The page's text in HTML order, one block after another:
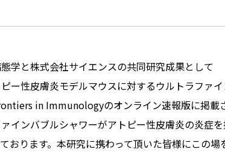
学と株式会社サイエンスの共同研究成果として
ー性皮膚炎モデルマウスに対するウルトラファ
in Immunologyのオンライン速報版に掲載
インバブルシャワーがアトピー性皮膚炎の炎症
おります。本研究に携わって頂いた皆様にこの場